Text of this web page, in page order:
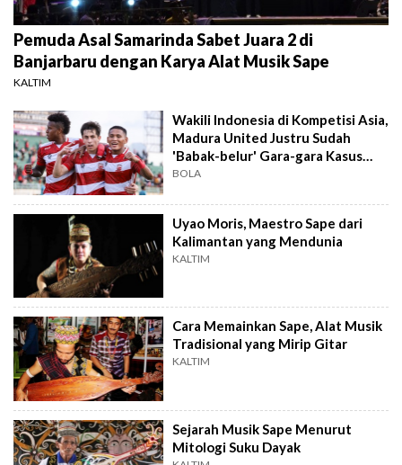
Pemuda Asal Samarinda Sabet Juara 2 di
Banjarbaru dengan Karya Alat Musik Sape
KALTIM
Wakili Indonesia di Kompetisi Asia,
Madura United Justru Sudah
'Babak-belur' Gara-gara Kasus
Korupsi?
BOLA
Uyao Moris, Maestro Sape dari
Kalimantan yang Mendunia
KALTIM
Cara Memainkan Sape, Alat Musik
Tradisional yang Mirip Gitar
KALTIM
Sejarah Musik Sape Menurut
Mitologi Suku Dayak